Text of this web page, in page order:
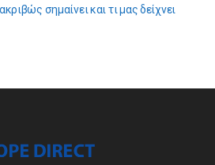
σημαίνει και τι μας δείχνει